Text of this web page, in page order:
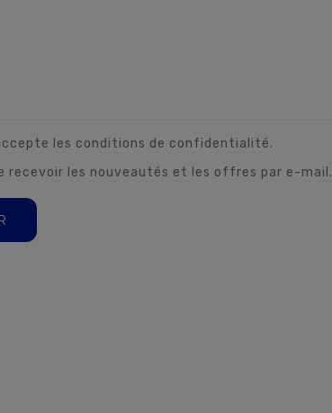
les conditions de confidentialité.
recevoir les nouveautés et les offres par e-mail.